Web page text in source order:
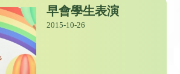
早會學生表演
2015-10-26